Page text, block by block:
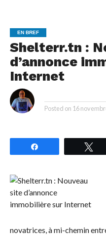
EN BREF
Shelterr.tn :
d’annonce
Internet
Posted on 16
novatrices, à mi-chemin